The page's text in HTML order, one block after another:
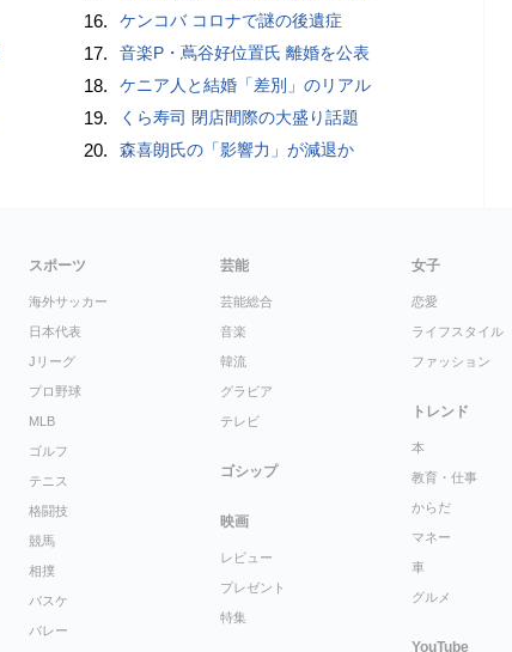
16. ケンコバ コロナで謎の後遺症
17. 音楽P・蔦谷好位置氏 離婚を公表
18. ケニア人と結婚「差別」のリアル
19. くら寿司 閉店間際の大盛り話題
20. 森喜朗氏の「影響力」が減退か
スポーツ
海外サッカー
日本代表
Jリーグ
プロ野球
MLB
ゴルフ
テニス
格闘技
競馬
相撲
バスケ
バレー
芸能
芸能総合
音楽
韓流
グラビア
テレビ
ゴシップ
映画
レビュー
プレゼント
特集
女子
恋愛
ライフスタイル
ファッション
トレンド
本
教育・仕事
からだ
マネー
車
グルメ
YouTube